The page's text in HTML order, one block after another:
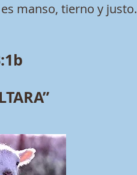
manso, tierno y justo.